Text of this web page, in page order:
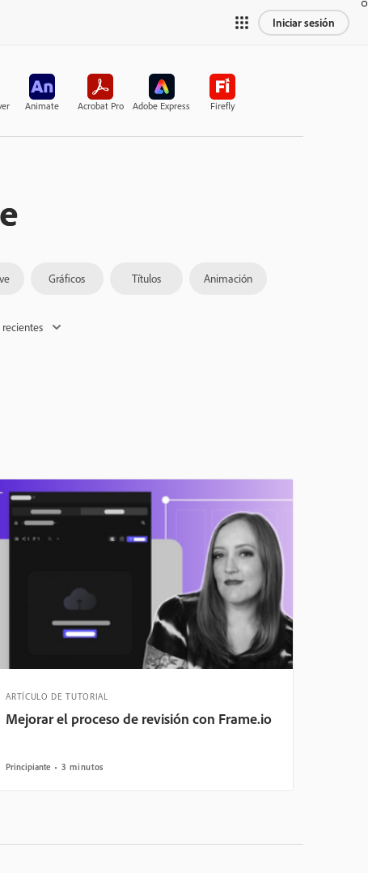
Iniciar sesión
Animate Acrobat Pro Adobe Express Firefly
Gráficos Títulos Animación
recientes
ARTÍCULO DE TUTORIAL
Mejorar el proceso de revisión con Frame.io
Principiante 3 minutos